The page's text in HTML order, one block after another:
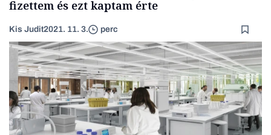
fizettem és ezt kaptam érte
Kis Judit2021. 11. 3. perc